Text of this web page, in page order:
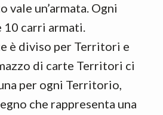
vale un’armata. Ogni
10 carri armati.
è diviso per Territori e
di carte Territori ci
per ogni Territorio,
che rappresenta una